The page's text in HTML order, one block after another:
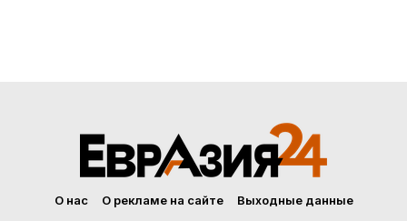
О нас О рекламе на сайте Выходные данные